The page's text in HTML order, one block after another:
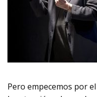
Pero empecemos por